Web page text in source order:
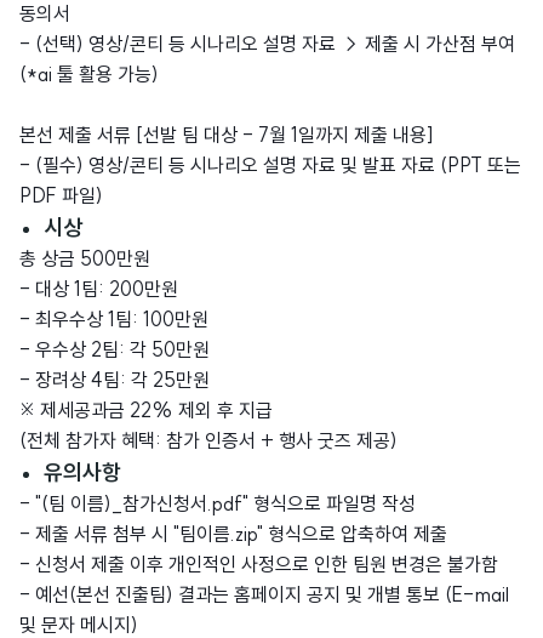
동의서
- (선택) 영상/콘티 등 시나리오 설명 자료 → 제출 시 가산점 부여
(*ai 툴 활용 가능)
본선 제출 서류 [선발 팀 대상 - 7월 1일까지 제출 내용]
- (필수) 영상/콘티 등 시나리오 설명 자료 및 발표 자료 (PPT 또는
PDF 파일)
시상
총 상금 500만원
- 대상 1팀: 200만원
- 최우수상 1팀: 100만원
- 우수상 2팀: 각 50만원
- 장려상 4팀: 각 25만원
※ 제세공과금 22% 제외 후 지급
(전체 참가자 혜택: 참가 인증서 + 행사 굿즈 제공)
유의사항
- "(팀 이름)_참가신청서.pdf" 형식으로 파일명 작성
- 제출 서류 첨부 시 "팀이름.zip" 형식으로 압축하여 제출
- 신청서 제출 이후 개인적인 사정으로 인한 팀원 변경은 불가함
- 예선(본선 진출팀) 결과는 홈페이지 공지 및 개별 통보 (E-mail
및 문자 메시지)